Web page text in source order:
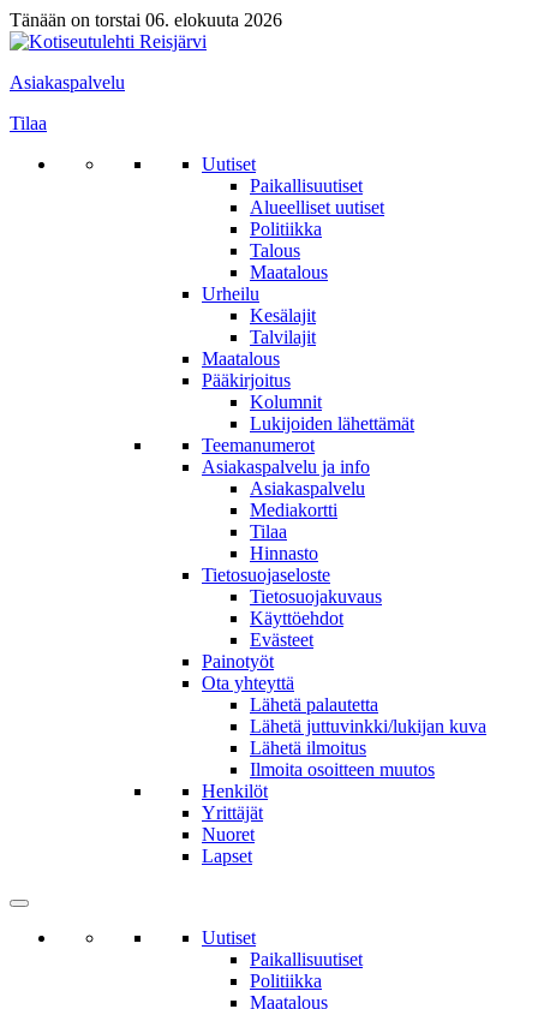
Tänään on torstai 06. elokuuta 2026
Asiakaspalvelu
Tilaa
Uutiset
Paikallisuutiset
Alueelliset uutiset
Politiikka
Talous
Maatalous
Urheilu
Kesälajit
Talvilajit
Maatalous
Pääkirjoitus
Kolumnit
Lukijoiden lähettämät
Teemanumerot
Asiakaspalvelu ja info
Asiakaspalvelu
Mediakortti
Tilaa
Hinnasto
Tietosuojaseloste
Tietosuojakuvaus
Käyttöehdot
Evästeet
Painotyöt
Ota yhteyttä
Lähetä palautetta
Lähetä juttuvinkki/lukijan kuva
Lähetä ilmoitus
Ilmoita osoitteen muutos
Henkilöt
Yrittäjät
Nuoret
Lapset
Uutiset
Paikallisuutiset
Politiikka
Maatalous